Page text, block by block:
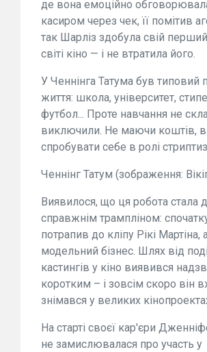
де вона емоційно
касиром через чек, її помітив
так Шарліз здобула свій
світі кіно — і не втратила його.
У Ченнінга Татума був типовий
життя: школа, університет,
футбол... Проте навчання не
виключили. Не маючи коштів,
спробувати себе в ролі
Ченнінг Татум (зображення:
Виявилося, що ця робота стала
справжнім трампліном:
потрапив до кліпу Рікі Мартіна,
модельний бізнес. Шлях від
кастингів у кіно виявився
коротким – і зовсім скоро він
знімався у великих
На старті своєї кар'єри
не замислювалася про участь у